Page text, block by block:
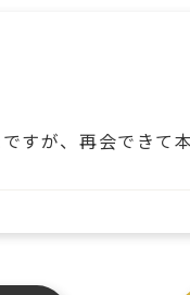
すが、再会できて